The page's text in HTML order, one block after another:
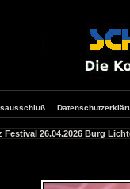
Festival 26.04.2026 Burg